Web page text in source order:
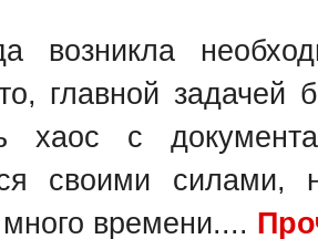
возникла
главной задачей
хаос с
своими
времени....